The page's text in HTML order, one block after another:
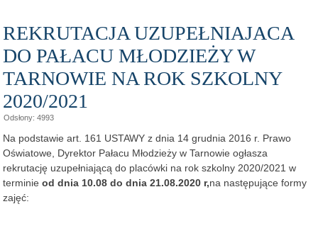
REKRUTACJA UZUPEŁNIAJACA
DO PAŁACU MŁODZIEŻY W
TARNOWIE NA ROK SZKOLNY
2020/2021
Odsłony: 4993
Na podstawie art. 161 USTAWY z dnia 14 grudnia 2016 r. Prawo
Oświatowe, Dyrektor Pałacu Młodzieży w Tarnowie ogłasza
rekrutację uzupełniającą do placówki na rok szkolny 2020/2021 w
terminieod dnia 10.08 do dnia 21.08.2020 r,na następujące formy
zajęć: